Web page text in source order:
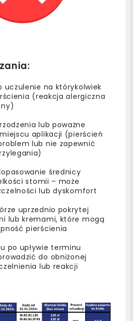
uczulenie na którykolwiek
(reakcja alergiczna
lub poważne
aplikacji (pierścień
lub nie zapewnić
średnicy
stomii – może
lub dyskomfort
uprzednio pokrytej
lub kremami, które mogą
pierścienia
po upływie terminu
do obniżonej
lub reakcji